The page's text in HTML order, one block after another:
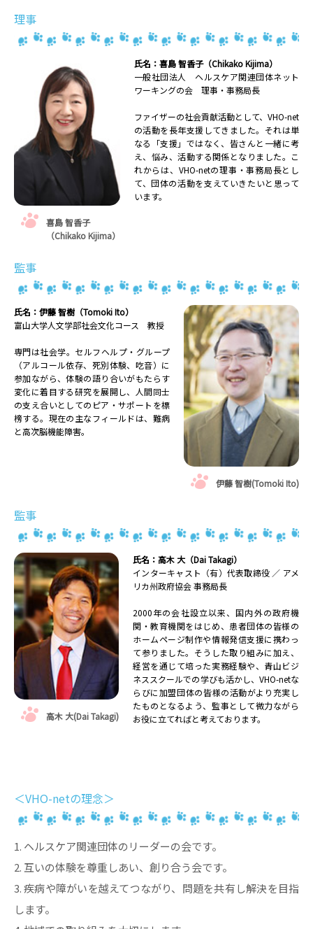
理事
喜島 智香子
（Chikako Kijima）
氏名：喜島 智香子（Chikako Kijima）
一般社団法人 ヘルスケア関連団体ネット
ワーキングの会 理事・事務局長
ファイザーの社会貢献活動として、VHO-net
の活動を長年支援してきました。それは単
なる「支援」ではなく、皆さんと一緒に考
え、悩み、活動する関係となりました。こ
れからは、VHO-netの理事・事務局長とし
て、団体の活動を支えていきたいと思って
います。
監事
伊藤 智樹(Tomoki Ito)
氏名：伊藤 智樹（Tomoki Ito）
富山大学人文学部社会文化コース 教授
専門は社会学。セルフヘルプ・グループ
（アルコール依存、死別体験、吃音）に
参加ながら、体験の語り合いがもたらす
変化に着目する研究を展開し、人間同士
の支え合いとしてのピア・サポートを標
榜する。現在の主なフィールドは、難病
と高次脳機能障害。
監事
高木 大(Dai Takagi)
氏名：高木 大（Dai Takagi）
インターキャスト（有）代表取締役 ／ アメ
リカ州政府協会 事務局長
2000年の会社設立以来、国内外の政府機
関・教育機関をはじめ、患者団体の皆様の
ホームページ制作や情報発信支援に携わっ
て参りました。そうした取り組みに加え、
経営を通じて培った実務経験や、青山ビジ
ネススクールでの学びも活かし、VHO-netな
らびに加盟団体の皆様の活動がより充実し
たものとなるよう、監事として微力ながら
お役に立てればと考えております。
＜VHO-netの理念＞
1. ヘルスケア関連団体のリーダーの会です。
2. 互いの体験を尊重しあい、創り合う会です。
3. 疾病や障がいを越えてつながり、問題を共有し解決を目指
します。